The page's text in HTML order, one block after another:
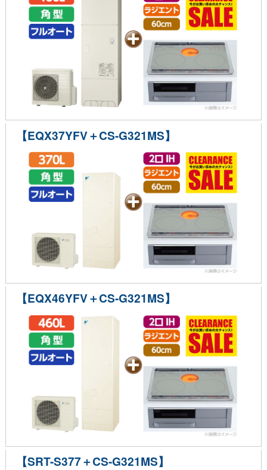
【EQX37YFV＋CS-G321MS】
【EQX46YFV＋CS-G321MS】
【SRT-S377＋CS-G321MS】